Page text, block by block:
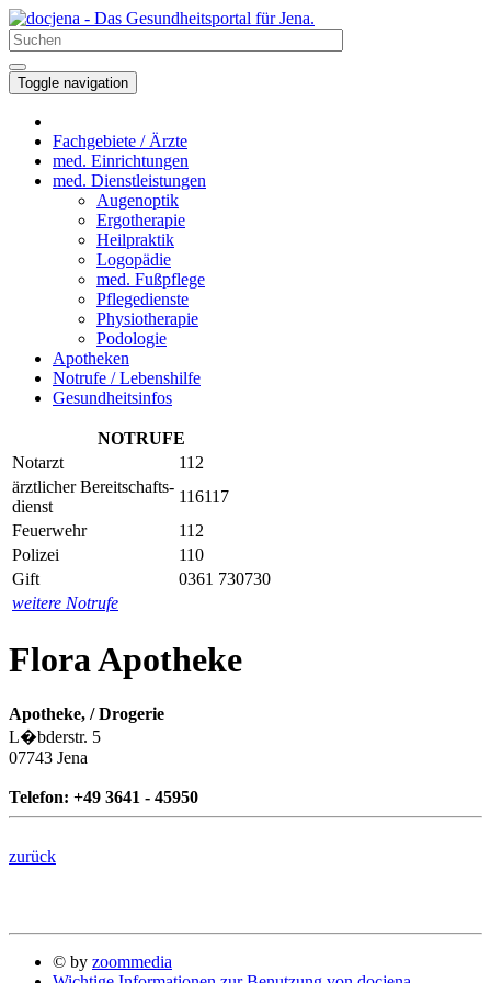
Toggle navigation
Fachgebiete / Ärzte
med. Einrichtungen
med. Dienstleistungen
Augenoptik
Ergotherapie
Heilpraktik
Logopädie
med. Fußpflege
Pflegedienste
Physiotherapie
Podologie
Apotheken
Notrufe / Lebenshilfe
Gesundheitsinfos
NOTRUFE
Notarzt
112
ärztlicher Bereitschafts-
dienst
116117
Feuerwehr
112
Polizei
110
Gift
0361 730730
weitere Notrufe
Flora Apotheke
Apotheke, / Drogerie
L�bderstr. 5
07743 Jena
Telefon: +49 3641 - 45950
zurück
© by zoommedia